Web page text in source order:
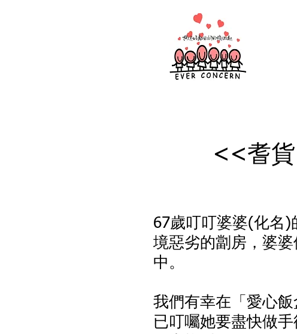
<<耆
67歲叮叮婆婆(化名)
境惡劣的劏房，婆
中。
我們有幸在「愛心
已叮囑她要盡快做